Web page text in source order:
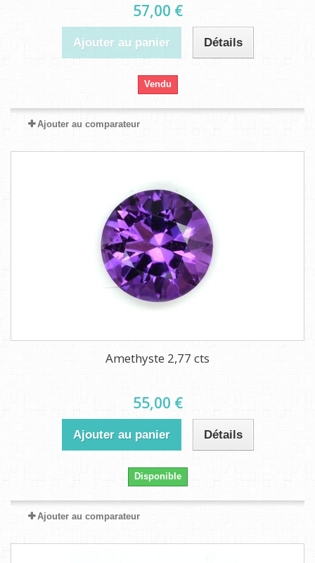
57,00 €
Ajouter au panier Détails
Vendu
Ajouter au comparateur
Amethyste 2,77 cts
55,00 €
Ajouter au panier Détails
Disponible
Ajouter au comparateur